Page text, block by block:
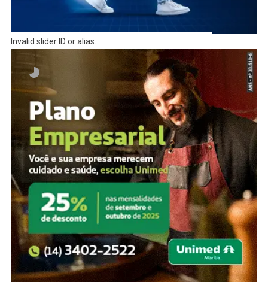
Invalid slider ID or alias.